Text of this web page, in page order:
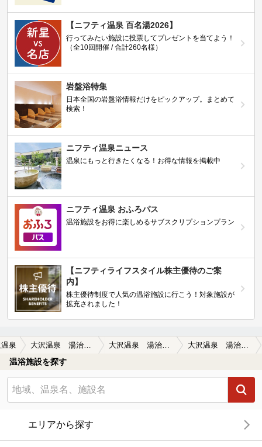
【ニフティ温泉 百名湯2026】
行ってみたい施設に投票してプレゼントを当てよう！
（全10回開催 / 合計260名様）
岩盤浴特集
日本全国の岩盤浴情報だけをピックアップ。まとめて
検索！
ニフティ温泉ニュース
温泉にもっと行きたくなる！お得な情報を掲載中
ニフティ温泉 おふろパス
温浴施設をお得に楽しめるサブスクリプションプラン
【ニフティライフスタイル株主優待のご案
内】
株主優待制度で人気の温浴施設に行こう！対象施設が
拡充されました！
泉 大沢温泉 湯治屋(とうじや） 大沢温泉 湯治屋(とうじや）の口コミ一覧 大沢温泉 湯治屋(とうじや）の口コミ 湯よし、景色よし
温浴施設を探す
エリアから探す